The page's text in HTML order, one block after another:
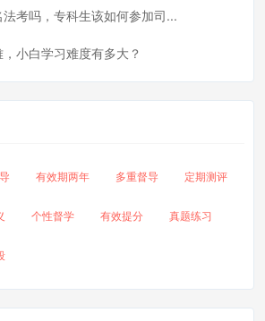
考吗，专科生该如何参加司...
小白学习难度有多大？
有效期两年 多重督导 定期测评
个性督学 有效提分 真题练习